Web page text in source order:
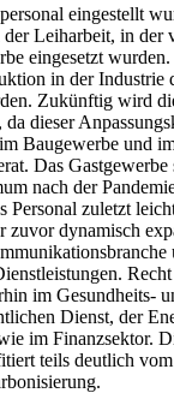
eingestellt
Leiharbeit, in der
eingesetzt
in der Industrie
Zukünftig wird
dieser
Baugewerbe und
Das Gastgewerbe
nach der
Personal zuletzt
zuvor dynamisch
im Gesundheits-
Dienst, der
im Finanzsektor.
teils deutlich